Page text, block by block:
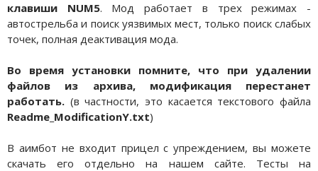
клавиши NUM5. Мод работает в трех режимах -
автострельба и поиск уязвимых мест, только поиск слабых
точек, полная деактивация мода.
Во время установки помните, что при удалении
файлов из архива, модификация перестанет
работать. (в частности, это касается текстового файла
Readme_ModificationY.txt)
В аимбот не входит прицел с упреждением, вы можете
скачать его отдельно на нашем сайте. Тесты на